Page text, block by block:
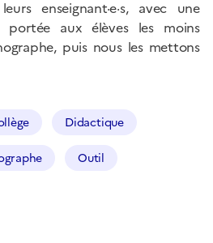
enseignant·e·s, avec une
portée aux élèves les moins
puis nous les mettons
Didactique
Outil